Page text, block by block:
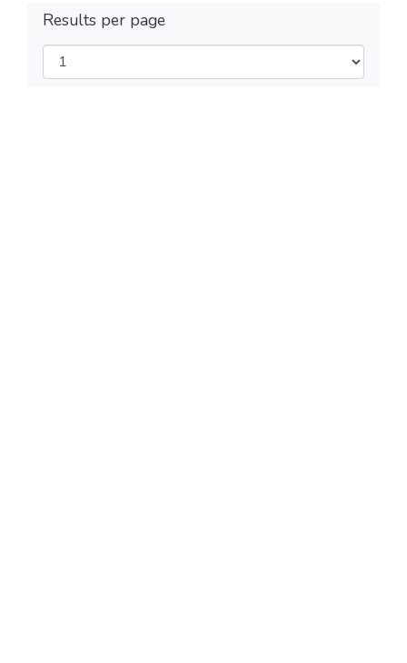
Results per page